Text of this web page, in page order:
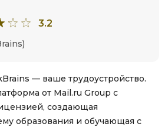
3.2
— ваше трудоустройство.
от Mail.ru Group с
создающая
образования и обучающая с